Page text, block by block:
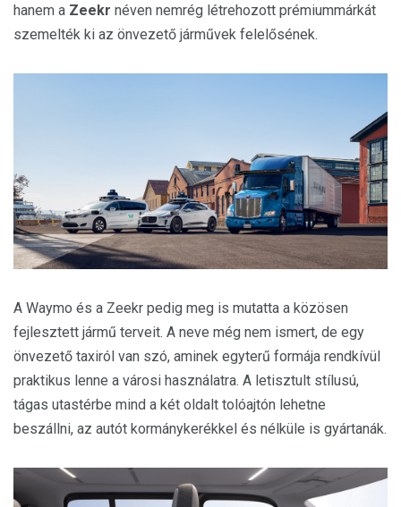
hanem a Zeekr néven nemrég létrehozott prémiummárkát
szemelték ki az önvezető járművek felelősének.
A Waymo és a Zeekr pedig meg is mutatta a közösen
fejlesztett jármű terveit. A neve még nem ismert, de egy
önvezető taxiról van szó, aminek egyterű formája rendkívül
praktikus lenne a városi használatra. A letisztult stílusú,
tágas utastérbe mind a két oldalt tolóajtón lehetne
beszállni, az autót kormánykerékkel és nélküle is gyártanák.